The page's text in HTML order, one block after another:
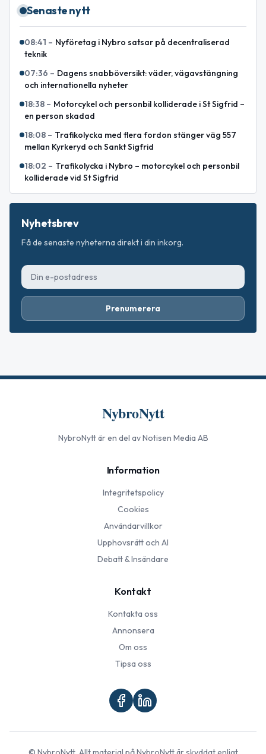
Senaste nytt
08:41 – Nyföretag i Nybro satsar på decentraliserad
teknik
07:36 – Dagens snabböversikt: väder, vägavstängning
och internationella nyheter
18:38 – Motorcykel och personbil kolliderade i St Sigfrid –
en person skadad
18:08 – Trafikolycka med flera fordon stänger väg 557
mellan Kyrkeryd och Sankt Sigfrid
18:02 – Trafikolycka i Nybro – motorcykel och personbil
kolliderade vid St Sigfrid
Nyhetsbrev
Få de senaste nyheterna direkt i din inkorg.
Prenumerera
NybroNytt
NybroNyttär en del av Notisen Media AB
Information
Integritetspolicy
Cookies
Användarvillkor
Upphovsrätt och AI
Debatt & Insändare
Kontakt
Kontakta oss
Annonsera
Om oss
Tipsa oss